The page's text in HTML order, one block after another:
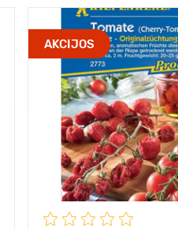
AKCIJOS